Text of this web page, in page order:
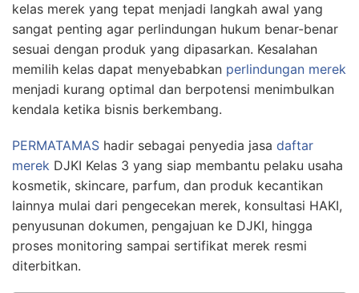
kelas merek yang tepat menjadi langkah awal yang
sangat penting agar perlindungan hukum benar-benar
sesuai dengan produk yang dipasarkan. Kesalahan
memilih kelas dapat menyebabkan perlindungan merek
menjadi kurang optimal dan berpotensi menimbulkan
kendala ketika bisnis berkembang.
PERMATAMAS hadir sebagai penyedia jasa daftar
merek DJKI Kelas 3 yang siap membantu pelaku usaha
kosmetik, skincare, parfum, dan produk kecantikan
lainnya mulai dari pengecekan merek, konsultasi HAKI,
penyusunan dokumen, pengajuan ke DJKI, hingga
proses monitoring sampai sertifikat merek resmi
diterbitkan.